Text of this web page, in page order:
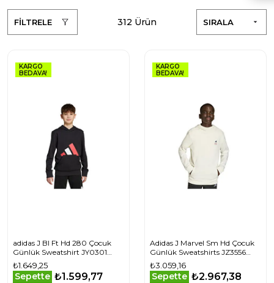
FİLTRELE SIRALA
312 Ürün
KARGO
BEDAVA!
adidas J Bl Ft Hd 280 Çocuk
Günlük Sweatshirt JY0301
Siyah
₺1.649,25
Sepette ₺1.599,77
KARGO
BEDAVA!
Adidas J Marvel Sm Hd Çocuk
Günlük Sweatshirts JZ3556
Beyaz
₺3.059,16
Sepette ₺2.967,38